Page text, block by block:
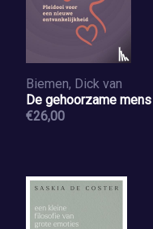
Biemen, Dick van
De gehoorzame mens
€26,00